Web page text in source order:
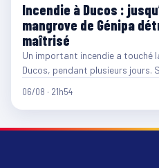
Incendie à Ducos :
mangrove de Génipa
maîtrisé
Un important incendie a touché
Ducos, pendant plusieurs jours.
06/08 · 21h54